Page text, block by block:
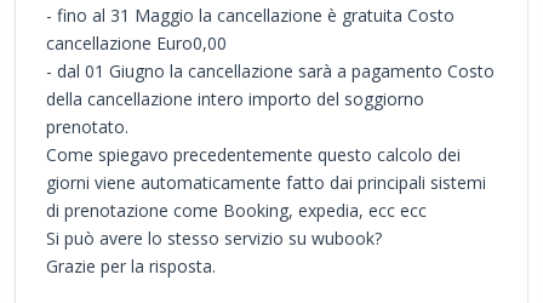
- fino al 31 Maggio la cancellazione è gratuita Costo
cancellazione Euro0,00
- dal 01 Giugno la cancellazione sarà a pagamento Costo
della cancellazione intero importo del soggiorno
prenotato.
Come spiegavo precedentemente questo calcolo dei
giorni viene automaticamente fatto dai principali sistemi
di prenotazione come Booking, expedia, ecc ecc
Si può avere lo stesso servizio su wubook?
Grazie per la risposta.